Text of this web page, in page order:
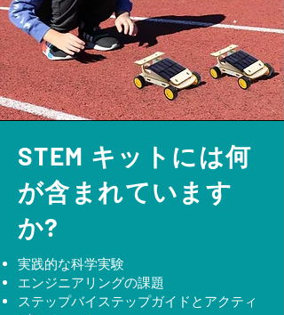
STEM キットには何
が含まれています
か?
実践的な科学実験
エンジニアリングの課題
ステップバイステップガイドとアクティ